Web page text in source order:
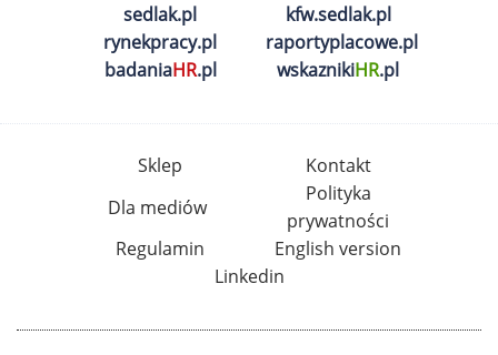
sedlak.pl
kfw.sedlak.pl
rynekpracy.pl
raportyplacowe.pl
badaniaHR.pl wskaznikiHR.pl
Sklep
Kontakt
Dla mediów
Polityka
prywatności
Regulamin
English version
Linkedin